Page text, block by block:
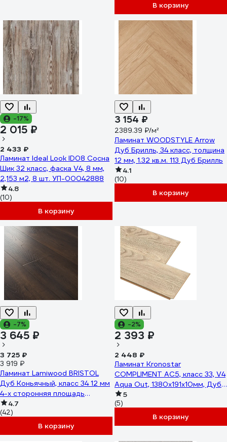
В корзину
-17%
2 015 ₽
2 433 ₽
Ламинат Ideal Look ID08 Сосна
Шик 32 класс, фаска V4, 8 мм,
2,153 м2, 8 шт. УП-00042888
4.8
(10)
В корзину
3 154 ₽
2389.39 ₽/м²
Ламинат WOODSTYLE Arrow
Дуб Брилль, 34 класс, толщина
12 мм, 1.32 кв.м. 113 Дуб Брилль
4.1
(10)
В корзину
-7%
3 645 ₽
3 725 ₽
3 919 ₽
Ламинат Lamiwood BRISTOL
Дуб Коньячный, класс 34 12 мм
4-х сторонняя площадь
упаковки 1,75 кв.м 2410
4.7
(42)
В корзину
-2%
2 393 ₽
2 448 ₽
Ламинат Kronostar
COMPLIMENT AC5, класс 33, V4
Aqua Out, 1380x191x10мм, Дуб
Сальва, 1.845 кв.м, D51047
5
(5)
В корзину